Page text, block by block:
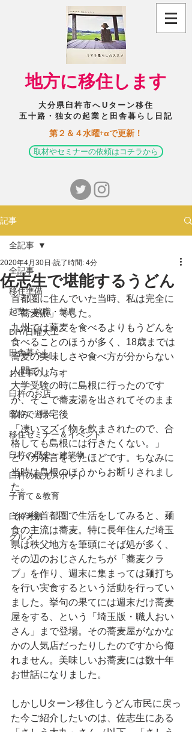
​地方に移住します
大分県臼杵市へUターン移住
五十路・独女の起業と田舎暮らし日記
​第２＆４水曜+αで更新！
取材やセミナーの依頼はコチラから
記事
全記事
移住準備
起業・就職・就農
DIY/日曜大工
田舎暮らし
お仕事のようす
臼杵のお店
臼杵で遊ぶ
移住セミナー＆イベント
臼杵の歴史・建築物
臼杵の観光スポット
子育て＆教育
臼杵考察
グルメ
全記事
佐志生で堪能するうどん
2020年4月30日 読了時間: 4分
首都圏に住んでいた当時、私は完全に
「蕎麦派」でした。
九州では蕎麦を食べるよりもうどんを
食べることのほうが多く、18歳までは
蕎麦の美味しさや食べ方が分からない
人間でした。
大学受験の時に島根に行ったのです
が、そこで蕎麦湯を出されてそのまま
飲み、帰宅後
「凄いマズイ物を飲まされたので、合
格しても島根には行きたくない。」
とバカ発言をしたほどです。ちなみに
当時は島根のほうからお断りされまし
た。
その後首都圏で生活をしてみると、麺
食の主流は蕎麦。特に長年住んだ埼玉
県は秩父地方を筆頭にそば処が多く、
その辺のおじさんたちが「蕎麦クラ
ブ」を作り、週末に集まっては麺打ち
を行い実食するという活動を行ってい
ました。挙句の果てには週末だけ蕎麦
屋をする、という「埼玉版・職人おい
さん」まで登場。その蕎麦屋がなかな
かの人気店だったりしたのですから侮
れません。美味しいお蕎麦には数十年
お世話になりました。
しかしUターン移住しうどん市民に戻っ
た今ご紹介したいのは、佐志生にある